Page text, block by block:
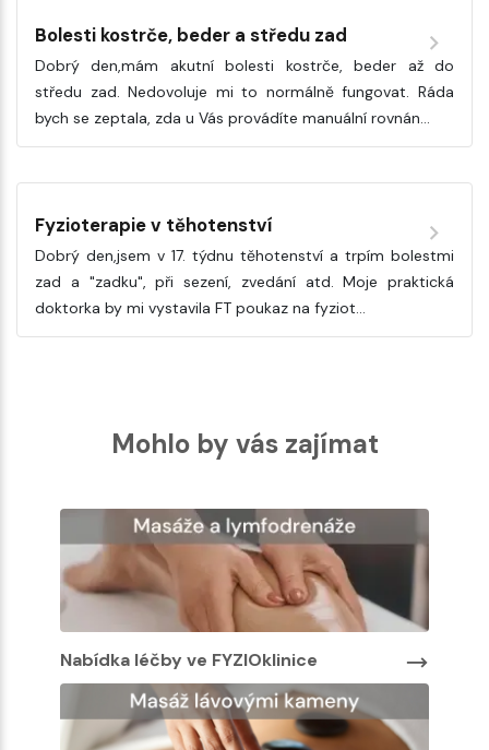
Bolesti kostrče, beder a středu zad
Dobrý den,mám akutní bolesti kostrče, beder až do
středu zad. Nedovoluje mi to normálně fungovat. Ráda
bych se zeptala, zda u Vás provádíte manuální rovnán…
Fyzioterapie v těhotenství
Dobrý den,jsem v 17. týdnu těhotenství a trpím bolestmi
zad a "zadku", při sezení, zvedání atd. Moje praktická
doktorka by mi vystavila FT poukaz na fyziot…
Mohlo by vás zajímat
Nabídka léčby ve FYZIOklinice